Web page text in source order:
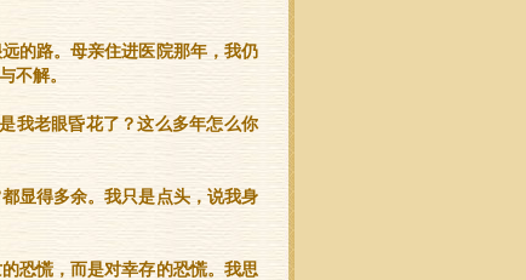
的路。母亲住进医院那年，我仍
不解。
我老眼昏花了？这么多年怎么你
显得多余。我只是点头，说我身
恐慌，而是对幸存的恐慌。我思